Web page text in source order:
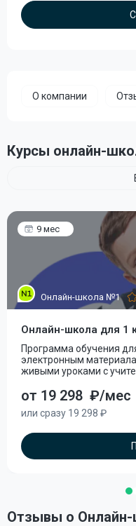
О компании
Курсы онлайн-
9 мес
Онлайн-школа №1
Онлайн-школа для 1
Программа обучения
электронным
живыми уроками с
от 19 298 ₽/мес
или сразу 19 298 ₽
Отзывы о